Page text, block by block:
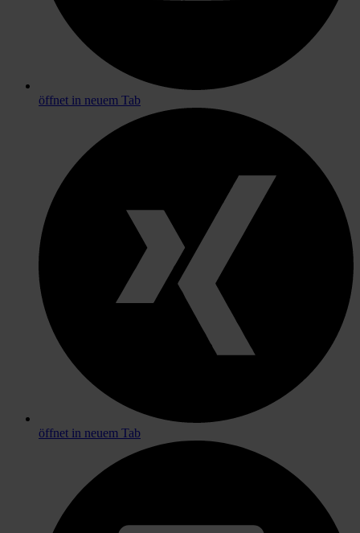
öffnet in neuem Tab
öffnet in neuem Tab